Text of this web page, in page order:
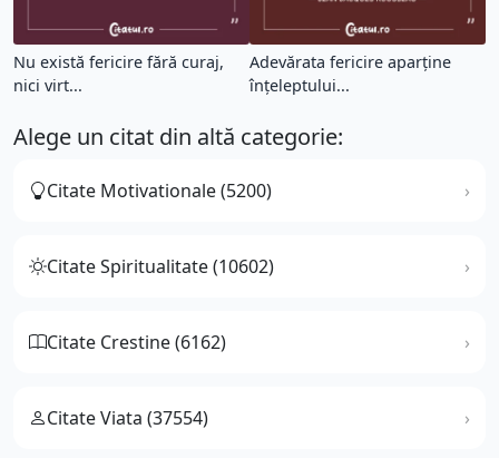
Nu există fericire fără curaj,
nici virt...
Adevărata fericire aparţine
înţeleptului...
Alege un citat din altă categorie:
Citate Motivationale (5200)
Citate Spiritualitate (10602)
Citate Crestine (6162)
Citate Viata (37554)